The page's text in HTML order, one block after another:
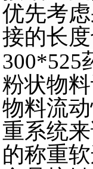
优先考
接的长
300*525
粉状物
物料流
重系统
的称重